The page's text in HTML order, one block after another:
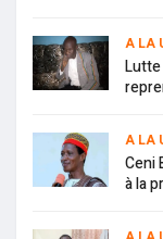
A LA
A LA
Ceni
à la